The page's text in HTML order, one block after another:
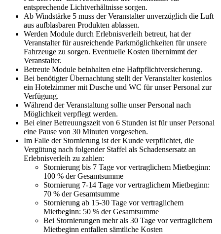
entsprechende Lichtverhältnisse sorgen.
Ab Windstärke 5 muss der Veranstalter unverzüglich die Luft
aus aufblasbaren Produkten ablassen.
Werden Module durch Erlebnisverleih betreut, hat der
Veranstalter für ausreichende Parkmöglichkeiten für unsere
Fahrzeuge zu sorgen. Eventuelle Kosten übernimmt der
Veranstalter.
Betreute Module beinhalten eine Haftpflichtversicherung.
Bei benötigter Übernachtung stellt der Veranstalter kostenlos
ein Hotelzimmer mit Dusche und WC für unser Personal zur
Verfügung.
Während der Veranstaltung sollte unser Personal nach
Möglichkeit verpflegt werden.
Bei einer Betreuungszeit von 6 Stunden ist für unser Personal
eine Pause von 30 Minuten vorgesehen.
Im Falle der Stornierung ist der Kunde verpflichtet, die
Vergütung nach folgender Staffel als Schadensersatz an
Erlebnisverleih zu zahlen:
Stornierung bis 7 Tage vor vertraglichem Mietbeginn:
100 % der Gesamtsumme
Stornierung 7-14 Tage vor vertraglichem Mietbeginn:
70 % der Gesamtsumme
Stornierung ab 15-30 Tage vor vertraglichem
Mietbeginn: 50 % der Gesamtsumme
Bei Stornierungen mehr als 30 Tage vor vertraglichem
Mietbeginn entfallen sämtliche Kosten